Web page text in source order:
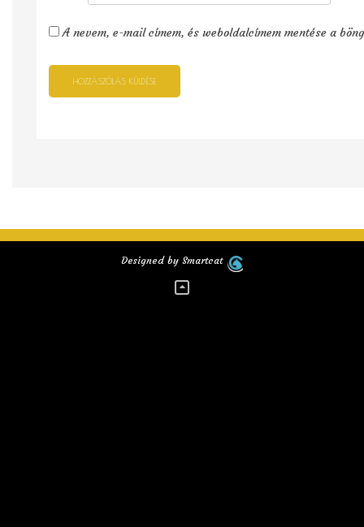
A nevem, e-mail címem, és weboldalcímem mentése a
Designed by Smartcat